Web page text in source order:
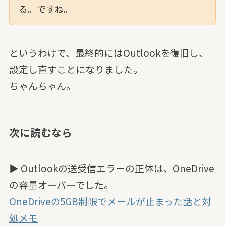
る。ですね。
というわけで、最終的にはOutlookを復旧し、
設定し直すことになりました。
ちゃんちゃん。
次に読むなら
▶ Outlookの送受信エラーの正体は、OneDrive
の容量オーバーでした。
OneDriveの5GB制限でメールが止まった話と対
処メモ